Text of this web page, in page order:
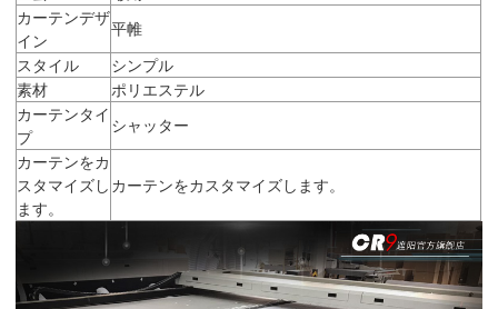
カーテンデザ
イン
平帷
スタイル
シンプル
素材
ポリエステル
カーテンタイ
プ
シャッター
カーテンをカ
スタマイズし
ます。
カーテンをカスタマイズします。